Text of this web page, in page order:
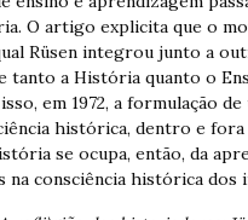
O artigo explicita que o
Rüsen integrou junto a
tanto a História quanto o
em 1972, a formulação de
histórica, dentro e fora
se ocupa, então, da
consciência histórica dos